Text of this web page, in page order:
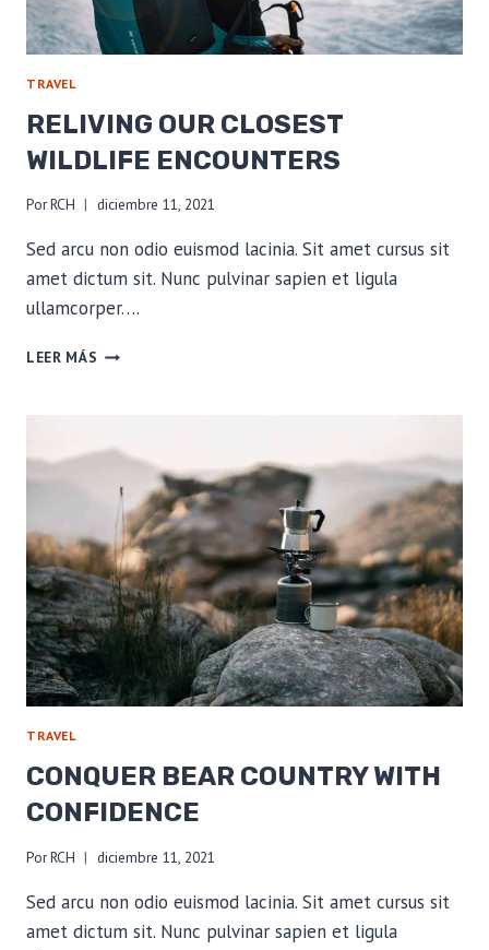
TRAVEL
RELIVING OUR CLOSEST
WILDLIFE ENCOUNTERS
PorRCH diciembre 11, 2021
Sed arcu non odio euismod lacinia. Sit amet cursus sit
amet dictum sit. Nunc pulvinar sapien et ligula
ullamcorper….
LEER MÁS RELIVING
TRAVEL
CONQUER BEAR COUNTRY WITH
CONFIDENCE
PorRCH diciembre 11, 2021
Sed arcu non odio euismod lacinia. Sit amet cursus sit
amet dictum sit. Nunc pulvinar sapien et ligula